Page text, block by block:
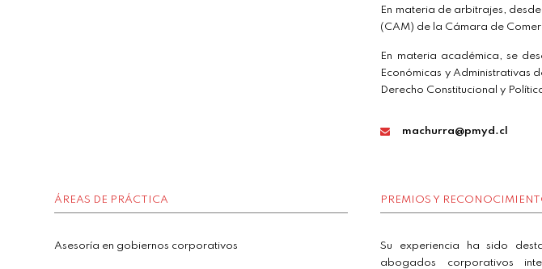
En materia de arbitrajes,
(CAM) de la Cámara de
En materia académica, se
Económicas y Administrativas
Derecho Constitucional y
machurra@pmyd.cl
ÁREAS DE PRÁCTICA
Asesoría en gobiernos corporativos
PREMIOS Y
Su experiencia ha sido
abogados corporativos